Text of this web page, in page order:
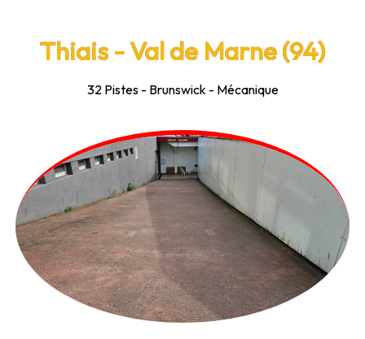
Thiais - Val de Marne (94)
32 Pistes - Brunswick - Mécanique